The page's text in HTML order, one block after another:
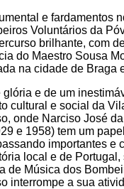
e fardamentos
Voluntários da
brilhante, com
do Maestro Sousa
na cidade de Braga
e de um
cultural e social da
onde Narciso José
e 1958) tem um
importantes e
local e de Portugal,
de Música dos
interrompe a sua